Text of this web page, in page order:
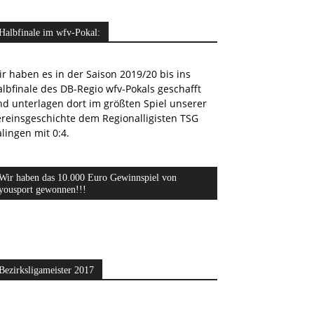
im wfv-Pokal:
haben es in der Saison 2019/20 bis ins
des DB-Regio wfv-Pokals geschafft
unterlagen dort im größten Spiel unserer
dem Regionalligisten TSG
mit 0:4.
haben das 10.000 Euro Gewinnspiel von
gewonnen!!!
2017